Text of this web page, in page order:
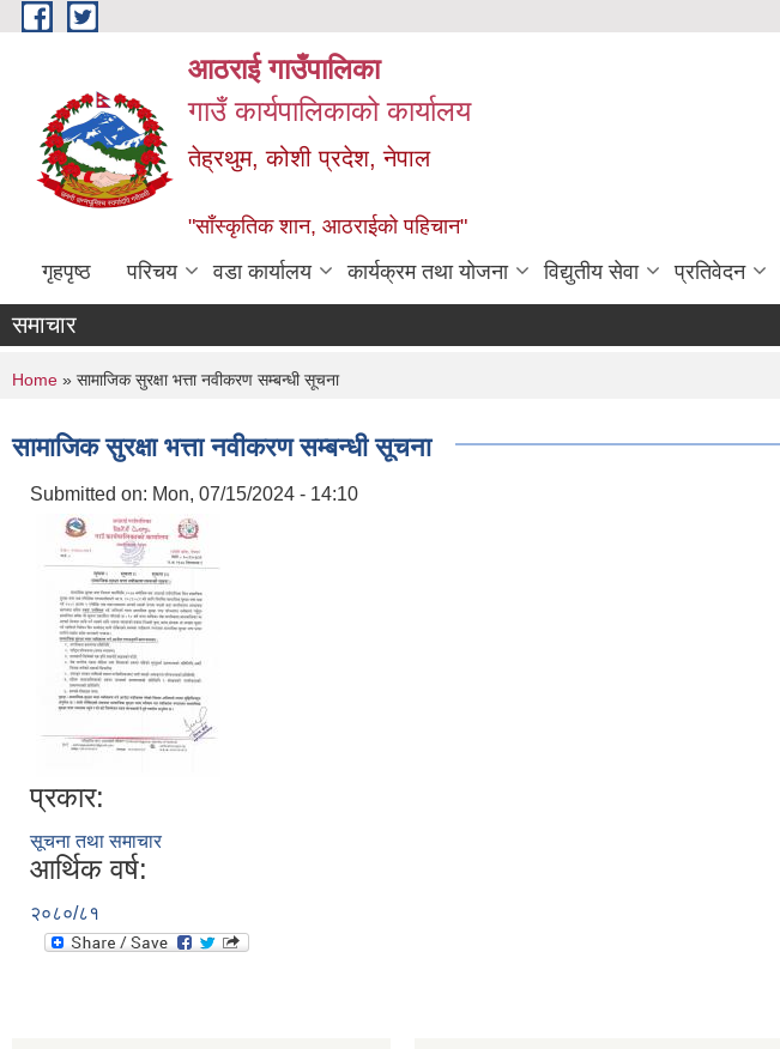
Skip to main content
आठराई गाउँपालिका
गाउँ कार्यपालिकाको कार्यालय
तेह्रथुम, कोशी प्रदेश, नेपाल
"साँस्कृतिक शान, आठराईको पहिचान"
गृहपृष्ठ परिचय वडा कार्यालय कार्यक्रम तथा योजना विद्युतीय सेवा प्रतिवेदन
समाचार
You are here
Home » सामाजिक सुरक्षा भत्ता नवीकरण सम्बन्धी सूचना
सामाजिक सुरक्षा भत्ता नवीकरण सम्बन्धी सूचना
Submitted on: Mon, 07/15/2024 - 14:10
प्रकार:
सूचना तथा समाचार
आर्थिक वर्ष:
२०८०/८१